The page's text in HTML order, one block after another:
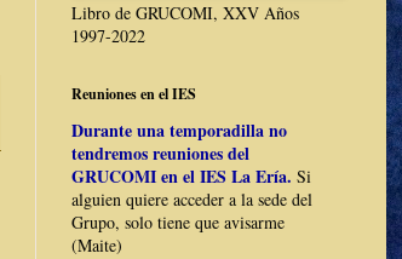
Libro de GRUCOMI, XXV Años
1997-2022
Reuniones en el IES
Durante una temporadilla no
tendremos reuniones del
GRUCOMI en el IES La Ería. Si
alguien quiere acceder a la sede del
Grupo, solo tiene que avisarme
(Maite)